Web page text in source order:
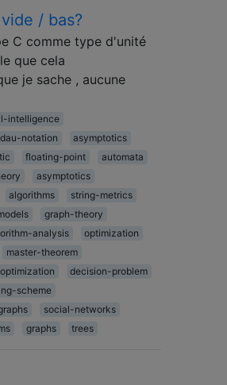
/ bas?
C comme type d'unité
que cela
je sache , aucune
intelligence
notation
asymptotics
floating-point
automata
asymptotics
algorithms
string-metrics
graph-theory
analysis
optimization
master-theorem
optimization
decision-problem
scheme
social-networks
graphs trees